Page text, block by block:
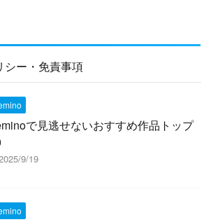
シー・免責事項
で見逃せないおすすめ作品トップ
9/19